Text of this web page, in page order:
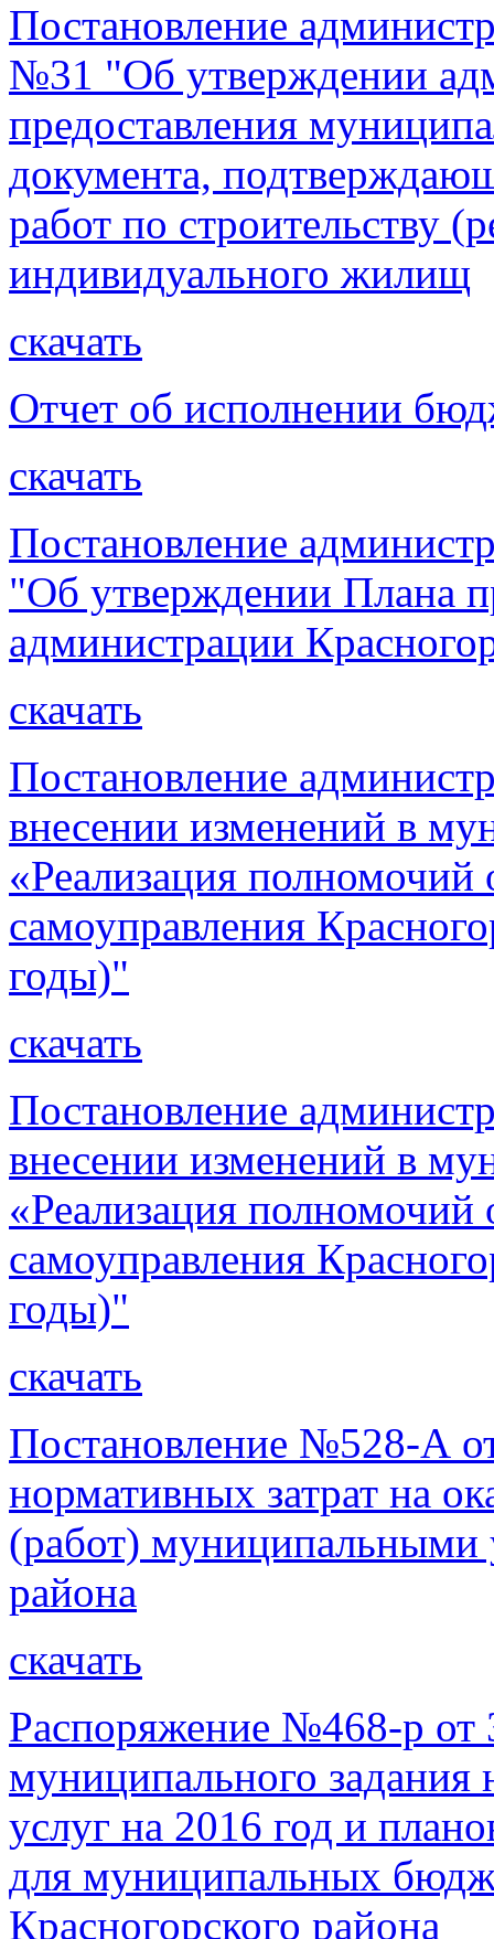
Постановление
№31 "Об утверждении
предоставления
документа,
работ по строительству
индивидуального жилищ
скачать
Отчет об исполнении
скачать
Постановление
"Об утверждении Плана
администрации
скачать
Постановление
внесении изменений в
«Реализация полномочий
самоуправления
годы)"
скачать
Постановление
внесении изменений в
«Реализация полномочий
самоуправления
годы)"
скачать
Постановление №528-А
нормативных затрат на
(работ) муниципальными
района
скачать
Распоряжение №468-р от
муниципального
услуг на 2016 год и
для муниципальных
Красногорского района